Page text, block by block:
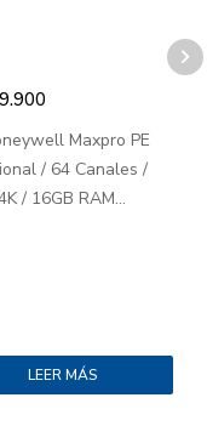
Maxpro PE
/ 64 Canales /
/ 16GB RAM...
LEER MÁS